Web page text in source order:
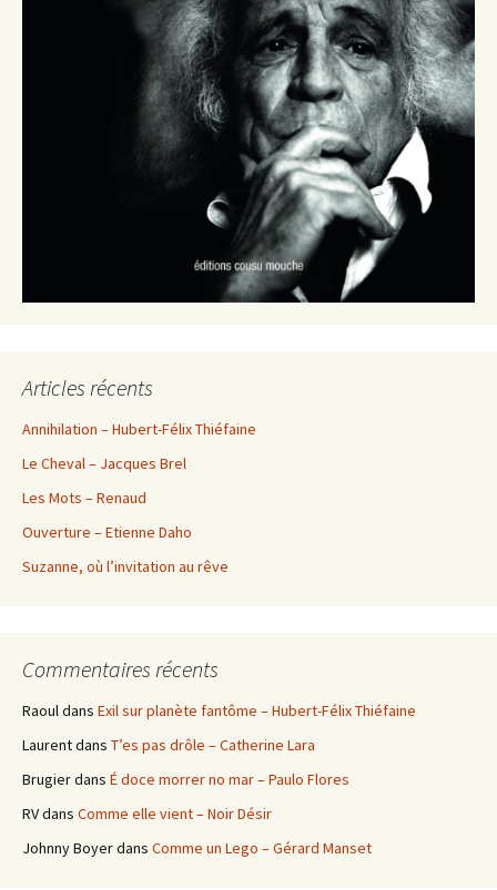
Articles récents
Annihilation – Hubert-Félix Thiéfaine
Le Cheval – Jacques Brel
Les Mots – Renaud
Ouverture – Etienne Daho
Suzanne, où l’invitation au rêve
Commentaires récents
Raouldans Exil sur planète fantôme – Hubert-Félix Thiéfaine
Laurentdans T’es pas drôle – Catherine Lara
Brugierdans É doce morrer no mar – Paulo Flores
RVdans Comme elle vient – Noir Désir
Johnny Boyerdans Comme un Lego – Gérard Manset